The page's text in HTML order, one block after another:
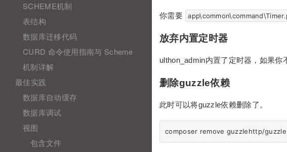
SCHEME机制
表结构
数据库迁移代码
CURD 命令使用指南与 Scheme
机制详解
最佳实践
数据库自动缓存
数据库调试
视图
包含文件
你需要
放弃内置定时器
ulthon_admin内置了定时器，如果你
删除guzzle依赖
此时可以将guzzle依赖删除了。